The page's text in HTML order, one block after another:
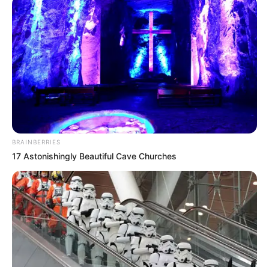
Lea También:Estas son las denuncias que pesan sobre
el senador Richard Aguilar
En total,Santander recibió 148.960 dosis de las vacunas
de Moderna, de las cuales el mayor número se quedará
en la capital para ser distribuidas en los diferentes puntos
de vacunación que hay disponibles.
Por el momento,estas dosis serán suministradas a los
mayores de 30 años, que ya se encuentran priorizados en
el Plan Nacional de Vacunación.
Vacunas para estudiantes
universitarios
Entre tanto, el Alcalde de Bucaramanga anunció el inicio
de vacunación de los jóvenes universitarios mayores de
25 años, por lo cualcada institución de educación
superior deberá brindar las garantías y logísticaque
BRAINBERRIES
17 Astonishingly Beautiful Cave Churches